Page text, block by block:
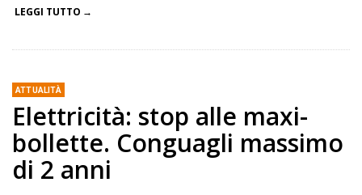
LEGGI TUTTO
ATTUALITÀ
Elettricità: stop alle maxi-
bollette. Conguagli massimo
di 2 anni